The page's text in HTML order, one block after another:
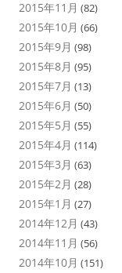
2015年11月 (82)
2015年10月 (66)
2015年9月 (98)
2015年8月 (95)
2015年7月 (13)
2015年6月 (50)
2015年5月 (55)
2015年4月 (114)
2015年3月 (63)
2015年2月 (28)
2015年1月 (27)
2014年12月 (43)
2014年11月 (56)
2014年10月 (151)